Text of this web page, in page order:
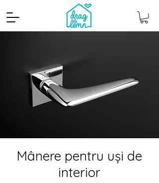
Mânere pentru uși de
interior